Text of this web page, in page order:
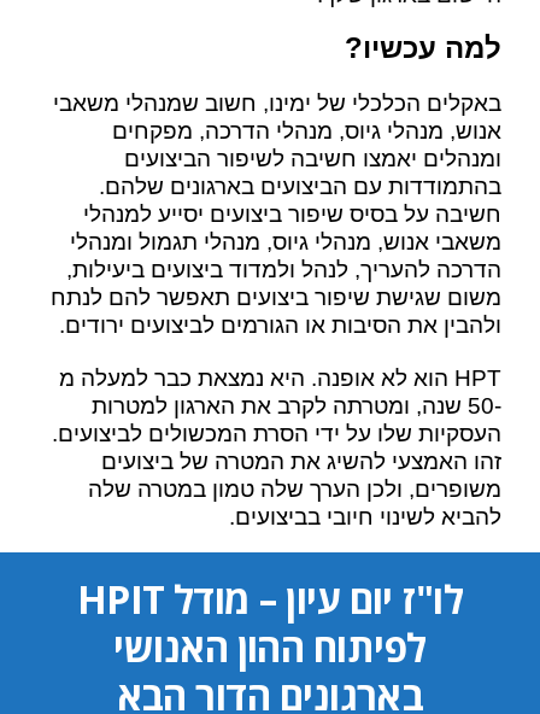
למה עכשיו?
באקלים הכלכלי של ימינו, חשוב שמנהלי משאבי
אנוש, מנהלי גיוס, מנהלי הדרכה, מפקחים
ומנהלים יאמצו חשיבה לשיפור הביצועים
בהתמודדות עם הביצועים בארגונים שלהם.
חשיבה על בסיס שיפור ביצועים יסייע למנהלי
משאבי אנוש, מנהלי גיוס, מנהלי תגמול ומנהלי
הדרכה להעריך, לנהל ולמדוד ביצועים ביעילות,
משום שגישת שיפור ביצועים תאפשר להם לנתח
ולהבין את הסיבות או הגורמים לביצועים ירודים.
HPT הוא לא אופנה. היא נמצאת כבר למעלה מ
-50 שנה, ומטרתה לקרב את הארגון למטרות
העסקיות שלו על ידי הסרת המכשולים לביצועים.
זהו האמצעי להשיג את המטרה של ביצועים
משופרים, ולכן הערך שלה טמון במטרה שלה
להביא לשינוי חיובי בביצועים.
לו"ז יום עיון – מודל HPIT
לפיתוח ההון האנושי
בארגונים הדור הבא